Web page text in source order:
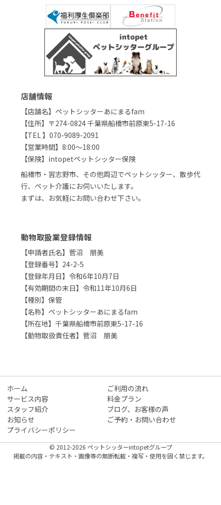
店舗情報
【店舗名】ペットシッターあにまるfam
【住所】〒274-0824 千葉県船橋市前原東5-17-16
【TEL 】070-9089-2091
【営業時間】8:00～18:00
【保険】intopetペットシッター保険
船橋市・習志野市、その他周辺でペットシッター、散歩代
行、ペット介護にお伺いいたします。
まずは、お気軽にお問い合わせ下さい。
動物取扱業登録情報
【申請者氏名】菅沼 朋美
【登録番号】24-2-5
【登録年月日】令和6年10月7日
【有効期間の末日】令和11年10月6日
【種別】保管
【名称】ペットシッターあにまるfam
【所在地】千葉県船橋市前原東5-17-16
【動物取扱責任者】菅沼 朋美
ホーム
ご利用の流れ
サービス内容
料金プラン
スタッフ紹介
ブログ、お客様の声
お知らせ
ご予約・お問い合わせ
プライバシーポリシー
© 2012-2026 ペットシッターintopetグループ
掲載の内容・テキスト・画像等の無断転載・複写・使用を固く禁じます。